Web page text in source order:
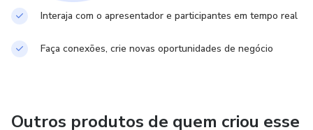
Interaja com o apresentador e participantes em tempo real
Faça conexões, crie novas oportunidades de negócio
Outros produtos de quem criou esse